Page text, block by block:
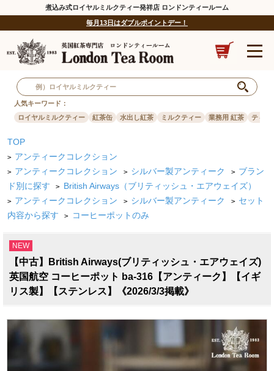
煮込み式ロイヤルミルクティー発祥店 ロンドンティールーム
毎月13日はダブルポイントデー！
人気キーワード：
ロイヤルミルクティー
紅茶缶 水出し紅茶 ミルクティー 業務用 紅茶 ティー
TOP
> アンティークコレクション
> アンティークコレクション > シルバー製アンティーク > ブラン
ド別に探す
> British Airways（ブリティッシュ・エアウェイズ）
> アンティークコレクション > シルバー製アンティーク > セット
内容から探す
> コーヒーポットのみ
NEW
【中古】British Airways(ブリティッシュ・エアウェイズ)
英国航空 コーヒーポット ba-316【アンティーク】【イギ
リス製】【ステンレス】《2026/3/3掲載》